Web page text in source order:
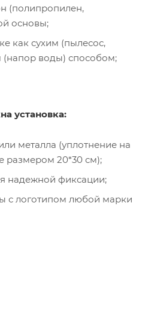
(полипропилен,
основы;
как сухим (пылесос,
(напор воды) способом;
установка:
металла (уплотнение на
размером 20*30 см);
надежной фиксации;
с логотипом любой марки